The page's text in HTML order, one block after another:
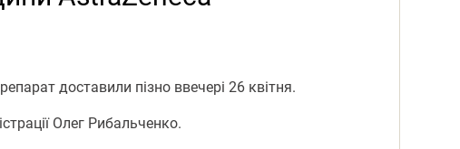
доставили пізно ввечері 26 квітня.
Олег Рибальченко.